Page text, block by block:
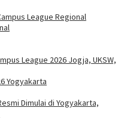
League Regional
League 2026 Jogja, UKSW,
Dimulai di Yogyakarta,